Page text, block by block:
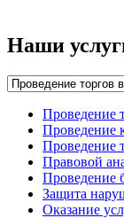
Наши
Проведение
Проведение
Проведение
Правовой
Проведение
Защита
Оказание